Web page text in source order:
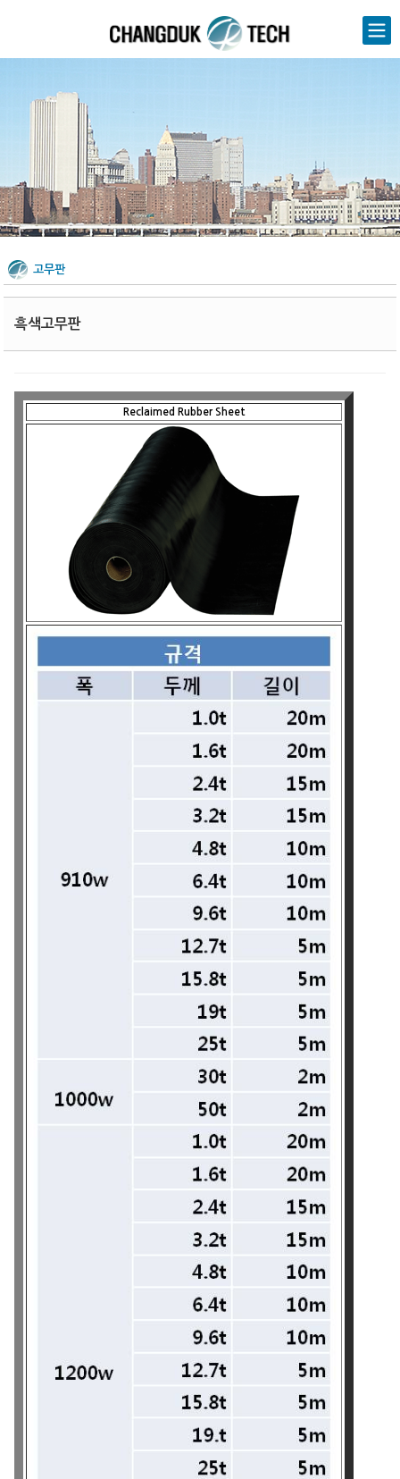
고무판
흑색고무판
Reclaimed Rubber Sheet